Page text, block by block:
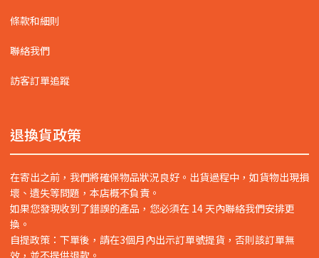
條款和細則
聯絡我們
訪客訂單追蹤
退換貨政策
在寄出之前，我們將確保物品狀況良好。出貨過程中，如貨物出現損
壞、遺失等問題，本店概不負責。
如果您發現收到了錯誤的產品，您必須在 14 天內聯絡我們安排更
換。
自提政策：下單後，請在3個月內出示訂單號提貨，否則該訂單無
效，並不提供退款。